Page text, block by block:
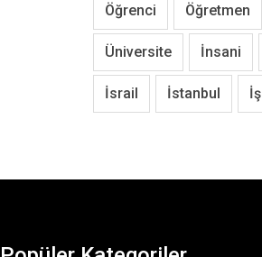
Öğrenci Öğretmen
Üniversite İnsani
İsrail İstanbul İş